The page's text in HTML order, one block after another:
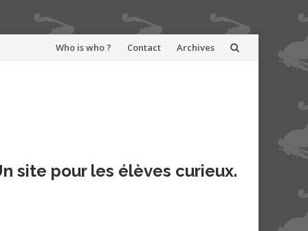
Aller
Who is who ? Contact Archives
site pour les élèves curieux.